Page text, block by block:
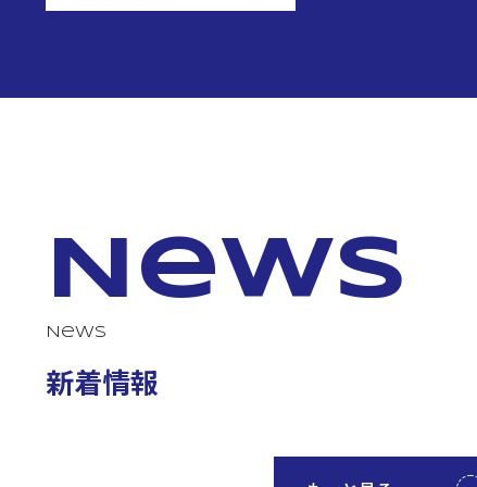
News
News
新着情報